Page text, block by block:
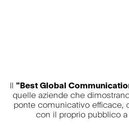
Il "Best Global
quelle aziende che
ponte comunicativo efficace,
con il proprio pubblico